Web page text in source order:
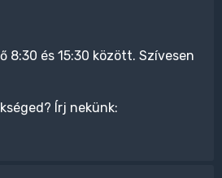
8:30 és 15:30 között. Szívesen
Írj nekünk: